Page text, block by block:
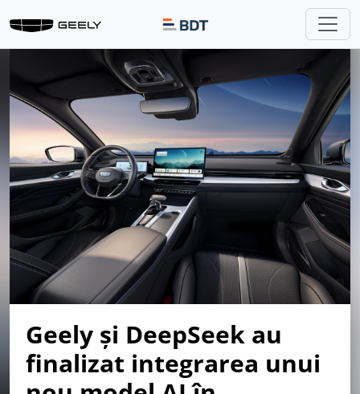
Geely și DeepSeek au
finalizat integrarea unui